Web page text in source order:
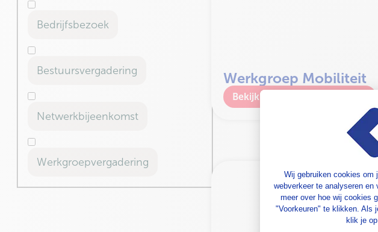
Bedrijfsbezoek
Bestuursvergadering
Netwerkbijeenkomst
Werkgroepvergadering
Werkgroep Mobiliteit
26 augustus 2026